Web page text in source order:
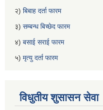
२) बिबाह दर्ता फारम
३) सम्बन्ध बिच्छेद फारम
४) बसाई सराई फारम
५) मृत्यु दर्ता फारम
विधुतीय शुसासन सेवा